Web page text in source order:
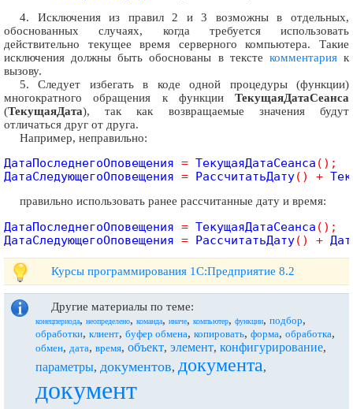
4. Исключения из правил 2 и 3 возможны в отдельных,
обоснованных случаях, когда требуется использовать
действительно текущее время серверного компьютера. Такие
исключения должны быть обоснованы в тексте комментарияк
вызову.
5. Следует избегать в коде одной процедуры (функции)
многократного обращения к функции ТекущаяДатаСеанса
(ТекущаяДата), так как возвращаемые значения будут
отличаться друг от друга.
Например, неправильно:
ДатаПоследнегоОповещения = ТекущаяДатаСеанса ( ) ;
ДатаСледующегоОповещения = РассчитатьДату( ) +
правильно использовать ранее рассчитанные дату и время:
ДатаПоследнегоОповещения = ТекущаяДатаСеанса ( ) ;
ДатаСледующегоОповещения = РассчитатьДату( ) +
Курсы программирования 1С:Предприятие 8.2
Другие материалы по теме:
конецпериода, неопределено, команда, иначе, компьютер, функции, подбор,
обработки, клиент, буфер обмена, копировать, форма, обработка,
обмен, дата, время, объект, элемент, конфигурирование,
параметры, документов, документа,
документ